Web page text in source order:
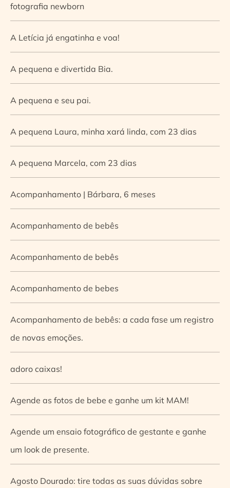
fotografia newborn
A Letícia já engatinha e voa!
A pequena e divertida Bia.
A pequena e seu pai.
A pequena Laura, minha xará linda, com 23 dias
A pequena Marcela, com 23 dias
Acompanhamento | Bárbara, 6 meses
Acompanhamento de bebês
Acompanhamento de bebês
Acompanhamento de bebes
Acompanhamento de bebês: a cada fase um registro
de novas emoções.
adoro caixas!
Agende as fotos de bebe e ganhe um kit MAM!
Agende um ensaio fotográfico de gestante e ganhe
um look de presente.
Agosto Dourado: tire todas as suas dúvidas sobre